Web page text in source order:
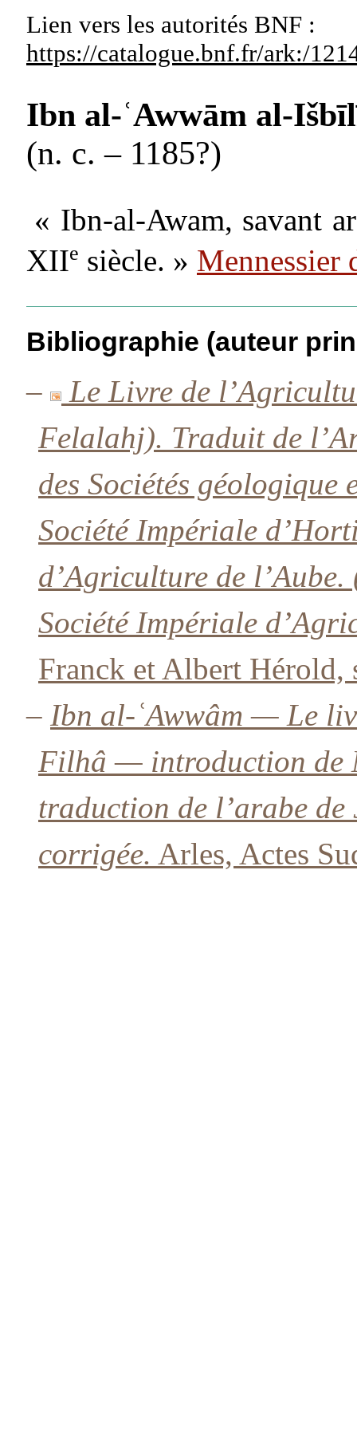
Lien vers les autorités BNF :
https://catalogue.bnf.fr/ark:/
Ibn al-ʿAwwām al-
(n. c. – 1185?)
« Ibn-al-Awam, savant
XIIe siècle. » Mennessier
Bibliographie (auteur
–
Le Livre de
Felalahj). Traduit de
des Sociétés
Société Impériale
d’Agriculture de
Société Impériale
Franck et Albert Hérold,
– Ibn al-ʿAwwâm — Le
Filhâ — introduction de
traduction de l’arabe
corrigée. Arles, Actes